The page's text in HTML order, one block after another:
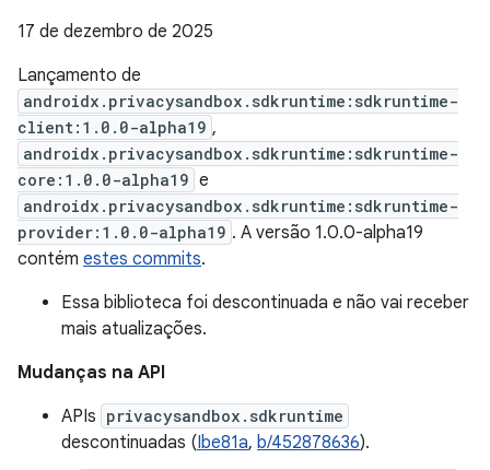
17 de dezembro de 2025
Lançamento de
androidx.privacysandbox.sdkruntime:sdkruntime-
client:1.0.0-alpha19 ,
androidx.privacysandbox.sdkruntime:sdkruntime-
core:1.0.0-alpha19 e
androidx.privacysandbox.sdkruntime:sdkruntime-
provider:1.0.0-alpha19 . A versão 1.0.0-alpha19
contém estes commits.
Essa biblioteca foi descontinuada e não vai receber
mais atualizações.
Mudanças na API
APIs privacysandbox.sdkruntime
descontinuadas (Ibe81a, b/452878636).